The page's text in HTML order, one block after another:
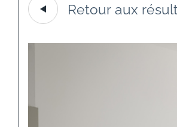
Retour aux